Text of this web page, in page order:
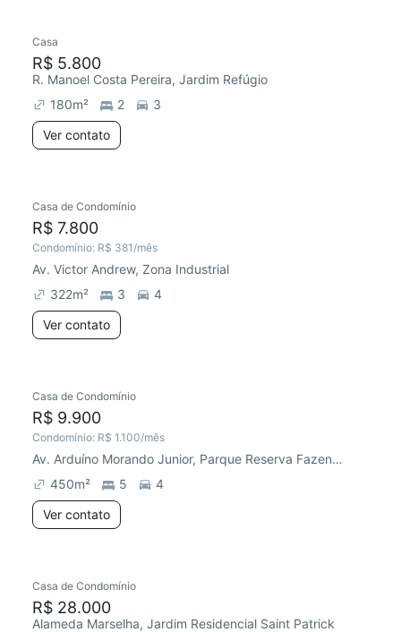
Chegou há 2 dias
Casa
R$ 5.800
R. Manoel Costa Pereira, Jardim Refúgio
180m² 2
3
Ver contato
Chegou há 4 dias
Casa de Condomínio
R$ 7.800
Condomínio: R$ 381/mês
Av. Victor Andrew, Zona Industrial
322m² 3
4
Ver contato
Chegou há 6 dias
Casa de Condomínio
R$ 9.900
Condomínio: R$ 1.100/mês
Av. Arduíno Morando Junior, Parque Reserva Fazenda Imperial
450m² 5
4
Ver contato
Chegou há 6 dias
Casa de Condomínio
R$ 28.000
Alameda Marselha, Jardim Residencial Saint Patrick